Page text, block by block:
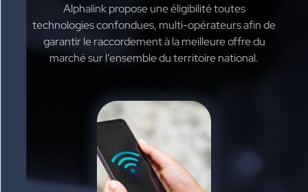
Alphalink propose une éligibilité toutes
technologies confondues, multi-opérateurs afin de
garantir le raccordement à la meilleure offre du
marché sur l’ensemble du territoire national.